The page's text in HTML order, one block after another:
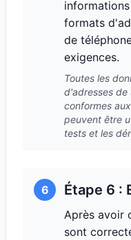
formats
de
exigences.
Toutes les
d'adresses de
conformes
peuvent être
tests et les
6 Étape 6 :
Après avoir
sont